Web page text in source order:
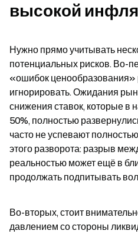
высокой
Нужно прямо учитывать
потенциальных рисков. Во-
«ошибок ценообразования»
игнорировать. Ожидания
снижения ставок, которые в
50%, полностью
часто не успевают
этого разворота: разрыв
реальностью может ещё в
продолжать подпитывать
Во-вторых, стоит
давлением со стороны